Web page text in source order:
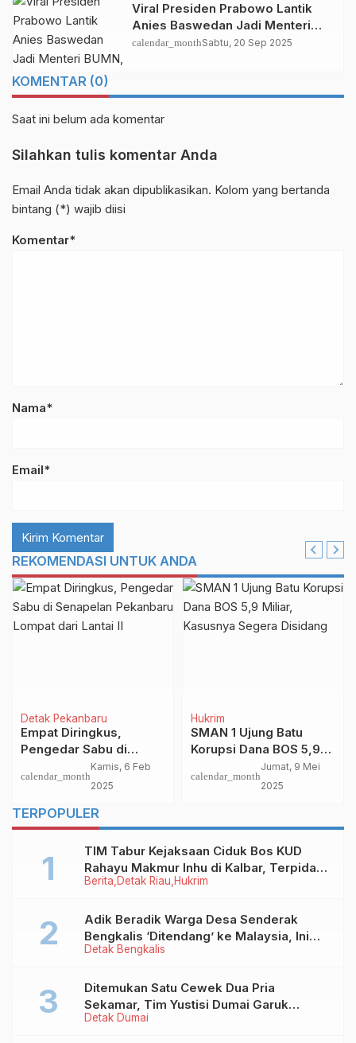
Viral Presiden Prabowo Lantik
Anies Baswedan Jadi Menteri
BUMN, Cek Fakta!
calendar_monthSabtu, 20 Sep 2025
KOMENTAR (0)
Saat ini belum ada komentar
Silahkan tulis komentar Anda
Email Anda tidak akan dipublikasikan. Kolom yang bertanda
bintang (*) wajib diisi
Komentar*
Nama*
Email*
REKOMENDASI UNTUK ANDA
Detak Pekanbaru
Empat Diringkus,
Pengedar Sabu di
Senapelan Pekanbaru
Lompat dari Lantai II
calendar_month
Kamis, 6 Feb
2025
Hukrim
SMAN 1 Ujung Batu
Korupsi Dana BOS 5,9
Miliar, Kasusnya Segera
Disidang
calendar_month
Jumat, 9 Mei
2025
TERPOPULER
Berita Detak Riau Hukrim
TIM Tabur Kejaksaan Ciduk Bos KUD
Rahayu Makmur Inhu di Kalbar, Terpidana
Kredit Fiktif Rp2,8 M
Detak Bengkalis
Adik Beradik Warga Desa Senderak
Bengkalis ‘Ditendang’ ke Malaysia, Ini
Sebabnya!
Detak Dumai
Ditemukan Satu Cewek Dua Pria
Sekamar, Tim Yustisi Dumai Garuk
Puluhan Pasangan Mesum